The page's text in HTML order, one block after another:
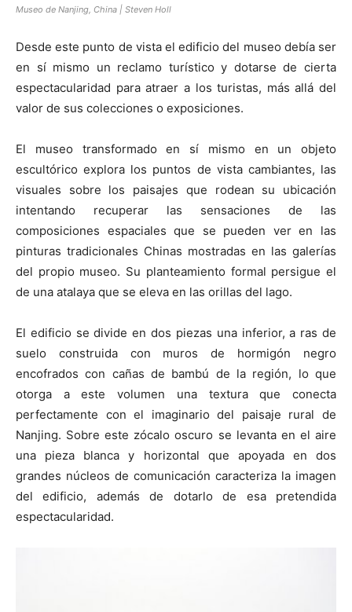
Museo de Nanjing, China | Steven Holl
Desde este punto de vista el edificio del museo debía ser
en sí mismo un reclamo turístico y dotarse de cierta
espectacularidad para atraer a los turistas, más allá del
valor de sus colecciones o exposiciones.
El museo transformado en sí mismo en un objeto
escultórico explora los puntos de vista cambiantes, las
visuales sobre los paisajes que rodean su ubicación
intentando recuperar las sensaciones de las
composiciones espaciales que se pueden ver en las
pinturas tradicionales Chinas mostradas en las galerías
del propio museo. Su planteamiento formal persigue el
de una atalaya que se eleva en las orillas del lago.
El edificio se divide en dos piezas una inferior, a ras de
suelo construida con muros de hormigón negro
encofrados con cañas de bambú de la región, lo que
otorga a este volumen una textura que conecta
perfectamente con el imaginario del paisaje rural de
Nanjing. Sobre este zócalo oscuro se levanta en el aire
una pieza blanca y horizontal que apoyada en dos
grandes núcleos de comunicación caracteriza la imagen
del edificio, además de dotarlo de esa pretendida
espectacularidad.